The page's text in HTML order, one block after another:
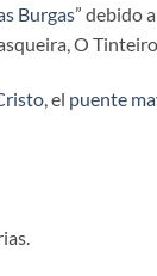
Burgas” debido
O
, el puente